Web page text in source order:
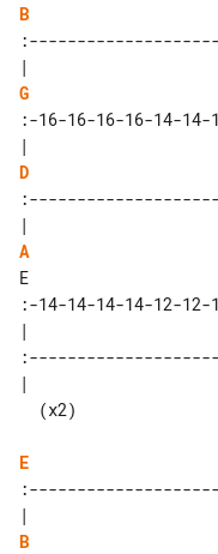
B
G
:-16-16-16-16-14-14-
D
A
E
:-14-14-14-14-12-
|
|
E
B